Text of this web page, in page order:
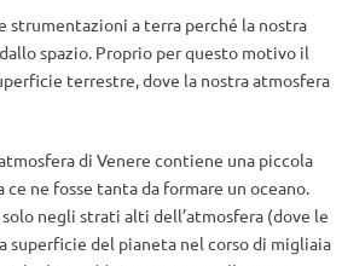
a terra perché la nostra
spazio. Proprio per questo motivo il
terrestre, dove la nostra atmosfera
di Venere contiene una piccola
ne fosse tanta da formare un oceano.
negli strati alti dell’atmosfera (dove le
superficie del pianeta nel corso di migliaia